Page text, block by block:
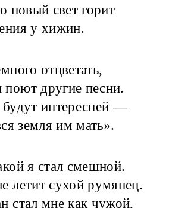
новый свет горит
у хижин.
отцветать,
другие песни.
интересней —
земля им мать».
я стал смешной.
летит сухой румянец.
стал мне как чужой,